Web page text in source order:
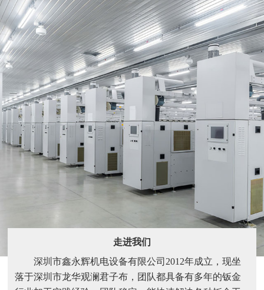
走进我们
深圳市鑫永辉机电设备有限公司2012年成立，现坐
落于深圳市龙华观澜君子布，团队都具备有多年的钣金